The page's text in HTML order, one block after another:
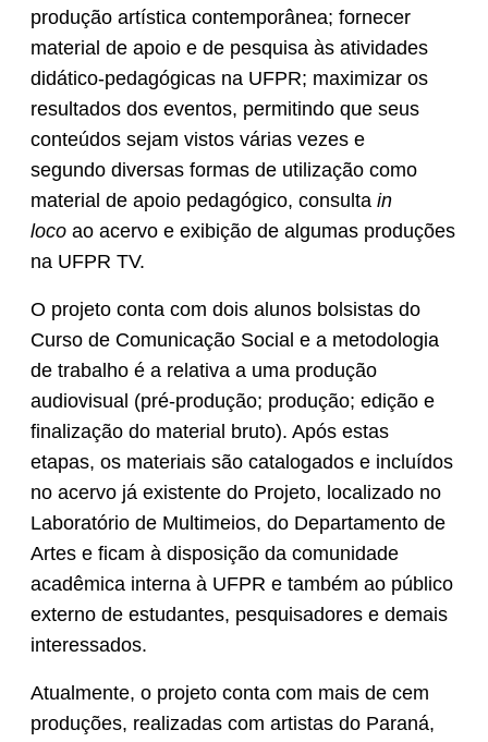
produção artística contemporânea; fornecer
material de apoio e de pesquisa às atividades
didático-pedagógicas na UFPR; maximizar os
resultados dos eventos, permitindo que seus
conteúdos sejam vistos várias vezes e
segundo diversas formas de utilização como
material de apoio pedagógico, consulta in
locoao acervo e exibição de algumas produções
na UFPR TV.
O projeto conta com dois alunos bolsistas do
Curso de Comunicação Social e a metodologia
de trabalho é a relativa a uma produção
audiovisual (pré-produção; produção; edição e
finalização do material bruto). Após estas
etapas, os materiais são catalogados e incluídos
no acervo já existente do Projeto, localizado no
Laboratório de Multimeios, do Departamento de
Artes e ficam à disposição da comunidade
acadêmica interna à UFPR e também ao público
externo de estudantes, pesquisadores e demais
interessados.
Atualmente, o projeto conta com mais de cem
produções, realizadas com artistas do Paraná,